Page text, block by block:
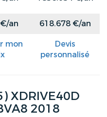
an 618.678 €/an
mon
Devis
personnalisé
XDRIVE40D
2018